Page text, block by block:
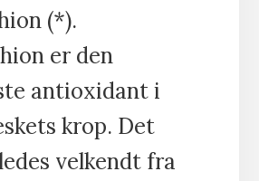
(*).
er den
antioxidant i
krop. Det
velkendt fra